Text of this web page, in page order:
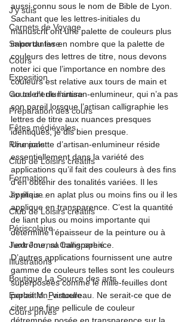
J'y suis
Carnets de Voyage
Salon du livre
Cours
Exposition
Cours d'enluminure
Préparation des cours
Fêtes médiévales
Réunions
Club de Loisirs créatifs
Formation
J'y étais ...
Club de Loisirs créatifs
Périscolaire
Junk Journal Calligraphié
Illustrations
Boutique La Source des arts
Exposition_virtuelle
Cours privés
aussi connu sous le nom de Bible de Lyon.
Sachant que les lettres-initiales du
manuscrit ont une palette de couleurs plus
importantes en nombre que la palette de
couleurs des lettres de titre, nous devons
noter ici que l’importance en nombre des
couleurs est relative aux tours de main et
au talent de l’artisan-enlumineur, qui n’a pas
son pareil lorsque l’artisan calligraphie les
lettres de titre aux nuances presques
identiques, je dis bien presque.
Une palette d’artisan-enlumineur réside
essentiellement dans la variété des
applications qu’il fait des couleurs à des fins
d’en obtenir des tonalités variées. Il les
applique en aplat plus ou moins fins ou il les
applique en transparence. C’est la quantité
de liant plus ou moins importante qui
détermine l’épaisseur de la peinture ou à
l’extrême, sa transparence.
D’autres applications fournissent une autre
gamme de couleurs telles sont les couleurs
superposées comme le mille-feuilles dont
parlait M. Pastoureau. Ne serait-ce que de
citer une fine pellicule de couleur
détrempée posée en transparence sur la